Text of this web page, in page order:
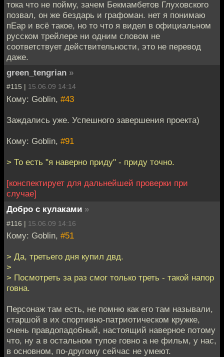
тока что не пойму, зачем Бекмамбетов Глуховского
позвал, он же бездарь и графоман. нет я понимаю
пЕар и всё такое, но то что я видел в официальном
русском трейлере ни одним словом не
соответствует действительности, это не перевод
даже.
green_tengrian »
#115 | 15.06.09 14:14
Кому: Goblin, #43
Заждались уже. Успешного завершения проекта)
Кому: Goblin, #91
> То есть "я наверно приду" - приду точно.
[конспектирует для дальнейшей проверки при
случае]
Добро с кулаками »
#116 | 15.06.09 14:16
Кому: Goblin, #51
> Да, третьего дня купил двд.
>
> Посмотреть за раз смог только треть - такой напор
говна.
Персонаж там есть, не помню как его там называли,
старшой в их спортивно-патриотическом кружке,
очень правдопадобный, настоящий наверное потому
что, ну а в остальном тупое говно а не фильм, у нас,
в основном, по-другому сейчас не умеют.